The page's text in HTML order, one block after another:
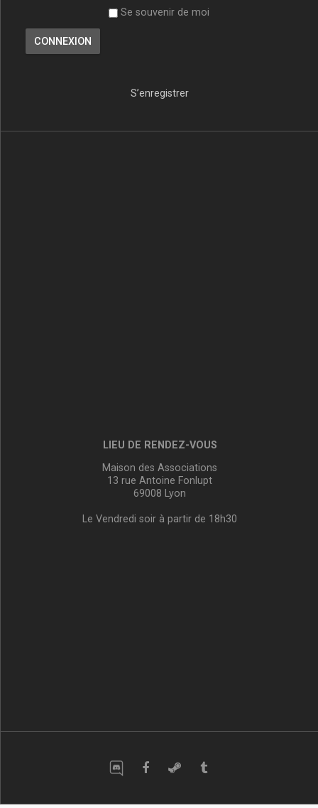
Se souvenir de moi
S’enregistrer
LIEU DE RENDEZ-VOUS
Maison des Associations
13 rue Antoine Fonlupt
69008 Lyon
Le Vendredi soir à partir de 18h30